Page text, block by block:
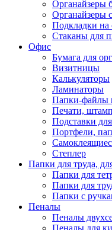
Органайзеры
Органайзеры
Подкладки на
Стаканы для
Офис
Бумага для
Визитницы
Калькуляторы
Ламинаторы
Папки-файлы
Печати,
Подставки
Портфели,
Степлер
Папки для труда,
Папки для
Папки для
Папки с
Пеналы
Пеналы
Пеналы для